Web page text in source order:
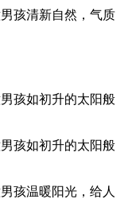
孩清新自然，气质
孩如初升的太阳般
孩如初升的太阳般
孩温暖阳光，给人